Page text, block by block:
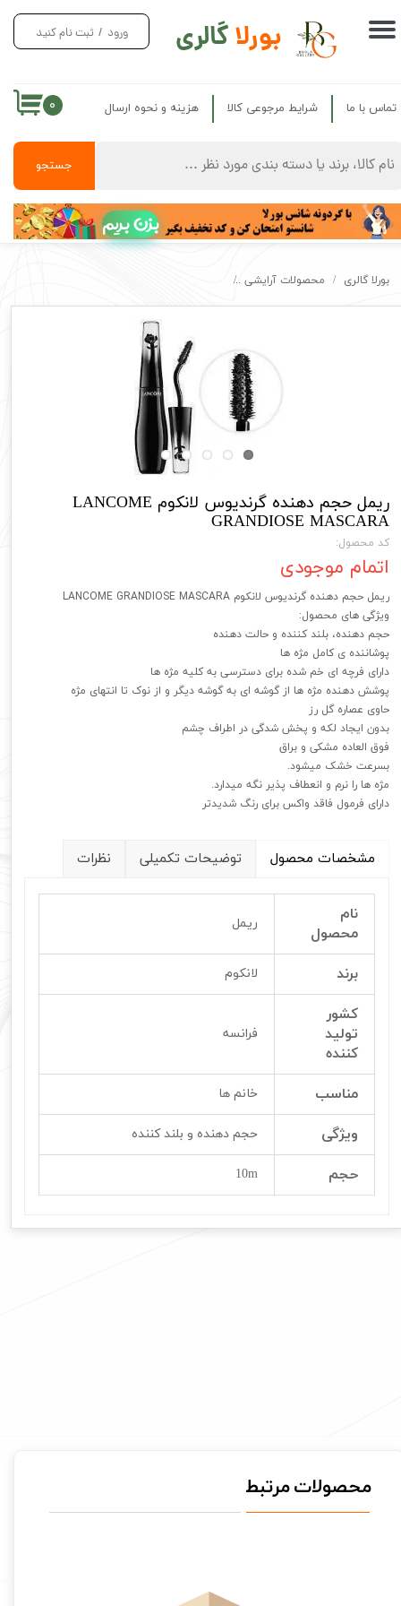
بورلاگالری
جستجو
ورود / ثبت نام کنید
حساب کاربری من
سفارشات
خروج از حساب کاربری
۰ تماس با ما شرایط مرجوعی کالا هزینه و نحوه ارسال
بزن بریم
بورلا گالری محصولات آرایشی
ریمل حجم دهنده گرندیوس لانکوم LANCOME
GRANDIOSE MASCARA
کد محصول:
اتمام موجودی
ریمل حجم دهنده گرندیوس لانکوم LANCOME GRANDIOSE MASCARA
ویژگی های محصول:
حجم دهنده، بلند کننده و حالت دهنده
پوشاننده ی کامل مژه ها
دارای فرچه ای خم شده برای دسترسی به کلیه مژه ها
پوشش دهنده مژه ها از گوشه ای به گوشه دیگر و از نوک تا انتهای مژه
حاوی عصاره گل رز
بدون ایجاد لکه و پخش شدگی در اطراف چشم
فوق العاده مشکی و براق
بسرعت خشک میشود.
مژه ها را نرم و انعطاف پذیر نگه میدارد.
دارای فرمول فاقد واکس برای رنگ شدیدتر
مشخصات محصول توضیحات تکمیلی نظرات
نام
محصول
ریمل
برند لانکوم
کشور
تولید
کننده
فرانسه
مناسب خانم ها
ویژگی حجم دهنده و بلند کننده
حجم 10m
محصولات مرتبط